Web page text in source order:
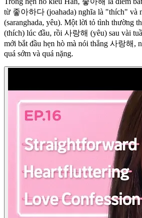
từ 좋아하다 (joahada) nghĩa là "thích" và
(saranghada, yêu). Một lời tỏ tình thường
(thích) lúc đầu, rồi 사랑해 (yêu) sau vài
mới bắt đầu hẹn hò mà nói thẳng 사랑해,
quá sớm và quá nặng.